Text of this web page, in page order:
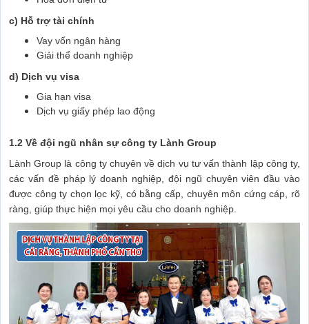
c) Hỗ trợ tài chính
Vay vốn ngân hàng
Giải thể doanh nghiệp
d) Dịch vụ visa
Gia hạn visa
Dịch vụ giấy phép lao động
1.2 Về đội ngũ nhân sự công ty Lành Group
Lành Group là công ty chuyên về dịch vụ tư vấn thành lập công ty,
các vấn đề pháp lý doanh nghiệp, đội ngũ chuyên viên đầu vào
được công ty chọn lọc kỹ, có bằng cấp, chuyên môn cứng cáp, rõ
ràng, giúp thực hiện mọi yêu cầu cho doanh nghiệp.